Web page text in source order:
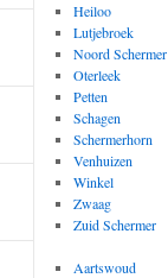
Heiloo
Lutjebroek
Noord Schermer
Oterleek
Petten
Schagen
Schermerhorn
Venhuizen
Winkel
Zwaag
Zuid Schermer
Aartswoud